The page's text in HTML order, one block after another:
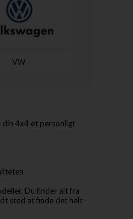
VW
din 4x4 et personligt
Du finder alt fra
sted at finde det helt